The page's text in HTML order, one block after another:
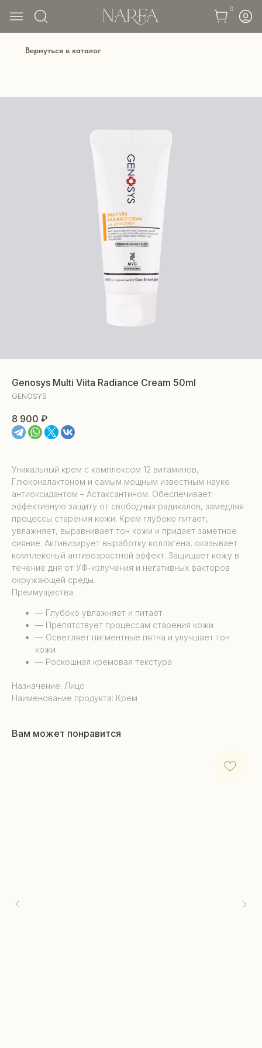
Вернуться в каталог
Genosys Multi Viita Radiance Cream 50ml
GENOSYS
8 900 ₽
Уникальный крем с комплексом 12 витаминов,
Глюконалактоном и самым мощным известным науке
антиоксидантом – Астаксантином. Обеспечивает
эффективную защиту от свободных радикалов, замедляя
процессы старения кожи. Крем глубоко питает,
увлажняет, выравнивает тон кожи и придает заметное
сияние. Активизирует выработку коллагена, оказывает
комплексный антивозрастной эффект. Защищает кожу в
течение дня от УФ-излучения и негативных факторов
окружающей среды.
Преимущества
— Глубоко увлажняет и питает
— Препятствует процессам старения кожи
— Осветляет пигментные пятна и улучшает тон
кожи
— Роскошная кремовая текстура
Назначение: Лицо
Наименование продукта: Крем
Вам может понравится